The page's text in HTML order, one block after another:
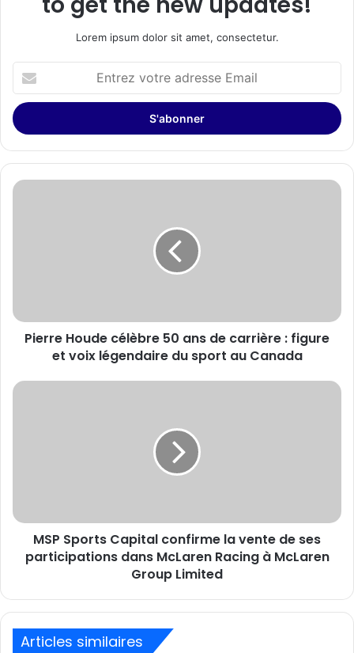
Lorem ipsum dolor sit amet, consectetur.
votre
adresse
Email
Pierre
figure
du
Pierre Houde célèbre 50 ans de carrière : figure
et voix légendaire du sport au Canada
MSP
participations
dans
McLaren
McLaren
Limited
MSP Sports Capital confirme la vente de ses
participations dans McLaren Racing à McLaren
Group Limited
Articles similaires